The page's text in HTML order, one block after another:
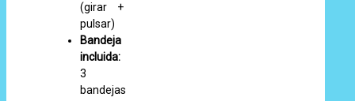
(girar +
pulsar)
Bandeja
incluida:
3
bandejas